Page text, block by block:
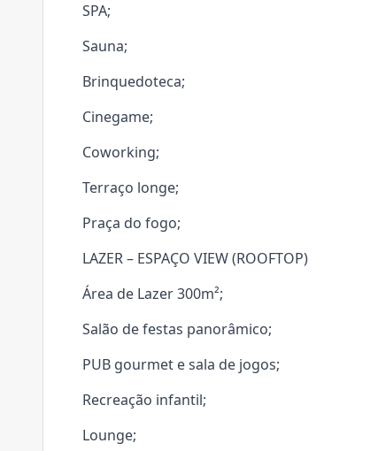
SPA;
Sauna;
Brinquedoteca;
Cinegame;
Coworking;
Terraço longe;
Praça do fogo;
LAZER – ESPAÇO VIEW (ROOFTOP)
Área de Lazer 300m²;
Salão de festas panorâmico;
PUB gourmet e sala de jogos;
Recreação infantil;
Lounge;